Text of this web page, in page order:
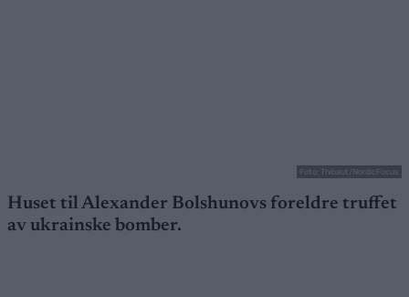
Foto: Thibaut/NordicFocus
Huset til Alexander Bolshunovs foreldre truffet
av ukrainske bomber.